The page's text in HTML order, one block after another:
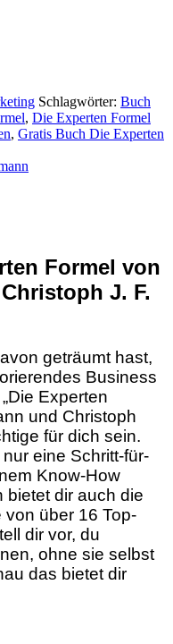
Schlagwörter: Buch
, Die Experten Formel
, Gratis Buch Die Experten
Formel von
J. F.
geträumt hast,
Business
Experten
und Christoph
für dich sein.
eine Schritt-für-
Know-How
bietet dir auch die
über 16 Top-
dir vor, du
ohne sie selbst
das bietet dir